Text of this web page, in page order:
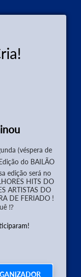
(véspera de
do BAILÃO
edição será no
HITS DO
ARTISTAS DO
DE FERIADO !
⁉